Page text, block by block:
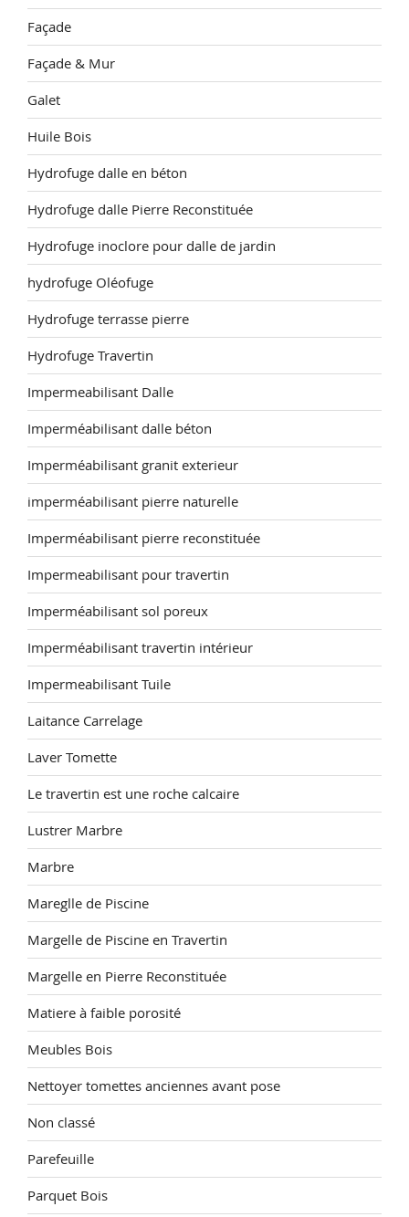
Façade
Façade & Mur
Galet
Huile Bois
Hydrofuge dalle en béton
Hydrofuge dalle Pierre Reconstituée
Hydrofuge inoclore pour dalle de jardin
hydrofuge Oléofuge
Hydrofuge terrasse pierre
Hydrofuge Travertin
Impermeabilisant Dalle
Imperméabilisant dalle béton
Imperméabilisant granit exterieur
imperméabilisant pierre naturelle
Imperméabilisant pierre reconstituée
Impermeabilisant pour travertin
Imperméabilisant sol poreux
Imperméabilisant travertin intérieur
Impermeabilisant Tuile
Laitance Carrelage
Laver Tomette
Le travertin est une roche calcaire
Lustrer Marbre
Marbre
Mareglle de Piscine
Margelle de Piscine en Travertin
Margelle en Pierre Reconstituée
Matiere à faible porosité
Meubles Bois
Nettoyer tomettes anciennes avant pose
Non classé
Parefeuille
Parquet Bois